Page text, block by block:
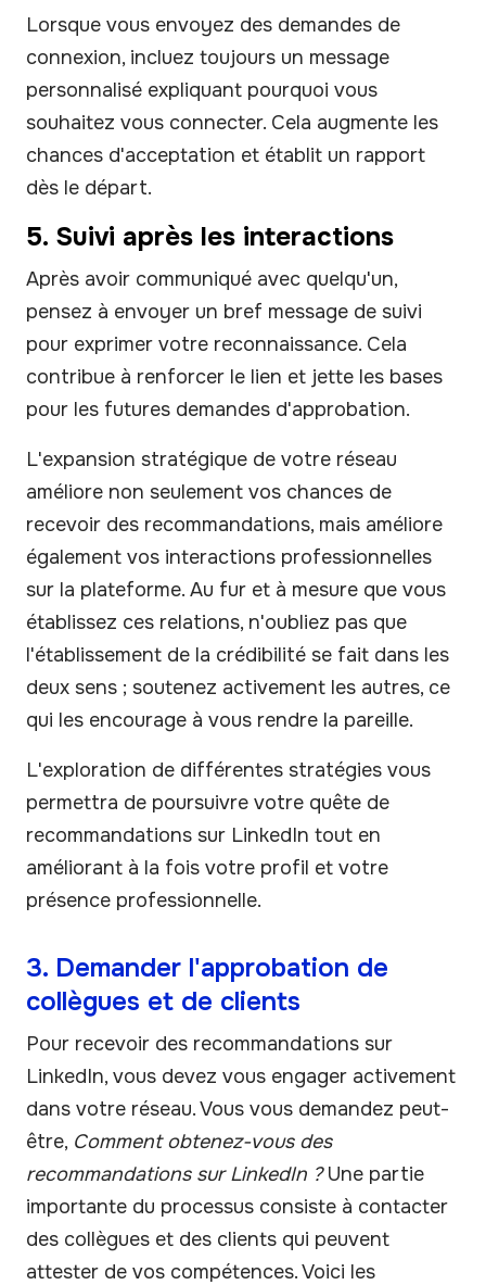
Lorsque vous envoyez des demandes de
connexion, incluez toujours un message
personnalisé expliquant pourquoi vous
souhaitez vous connecter. Cela augmente les
chances d'acceptation et établit un rapport
dès le départ.
5. Suivi après les interactions
Après avoir communiqué avec quelqu'un,
pensez à envoyer un bref message de suivi
pour exprimer votre reconnaissance. Cela
contribue à renforcer le lien et jette les bases
pour les futures demandes d'approbation.
L'expansion stratégique de votre réseau
améliore non seulement vos chances de
recevoir des recommandations, mais améliore
également vos interactions professionnelles
sur la plateforme. Au fur et à mesure que vous
établissez ces relations, n'oubliez pas que
l'établissement de la crédibilité se fait dans les
deux sens ; soutenez activement les autres, ce
qui les encourage à vous rendre la pareille.
L'exploration de différentes stratégies vous
permettra de poursuivre votre quête de
recommandations sur LinkedIn tout en
améliorant à la fois votre profil et votre
présence professionnelle.
3. Demander l'approbation de
collègues et de clients
Pour recevoir des recommandations sur
LinkedIn, vous devez vous engager activement
dans votre réseau. Vous vous demandez peut-
être, Comment obtenez-vous des
recommandations sur LinkedIn ?Une partie
importante du processus consiste à contacter
des collègues et des clients qui peuvent
attester de vos compétences. Voici les